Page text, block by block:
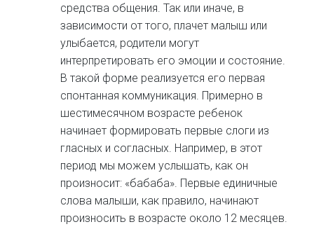
средства общения. Так или иначе, в
зависимости от того, плачет малыш или
улыбается, родители могут
интерпретировать его эмоции и состояние.
В такой форме реализуется его первая
спонтанная коммуникация. Примерно в
шестимесячном возрасте ребенок
начинает формировать первые слоги из
гласных и согласных. Например, в этот
период мы можем услышать, как он
произносит: «бабаба». Первые единичные
слова малыши, как правило, начинают
произносить в возрасте около 12 месяцев.